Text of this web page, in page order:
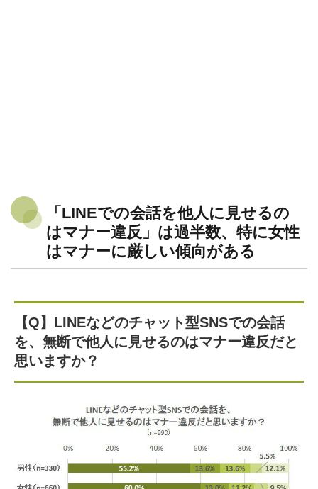
「LINEでの会話を他人に見せるの
はマナー違反」は過半数、特に女性
はマナーに厳しい傾向がある
【Q】LINEなどのチャット型SNSでの会話
を、無断で他人に見せるのはマナー違反だと
思いますか？